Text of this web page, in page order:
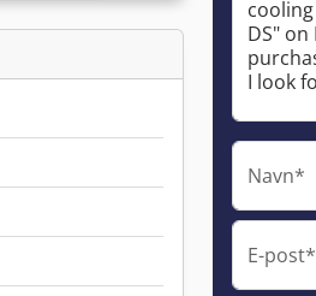
Navn*
E-post*